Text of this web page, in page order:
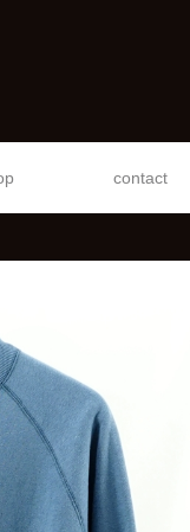
contact